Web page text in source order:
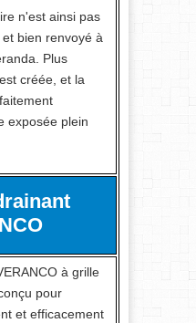
n'est ainsi pas
bien renvoyé à
Plus
créée, et la
exposée plein
à grille
pour
et efficacement